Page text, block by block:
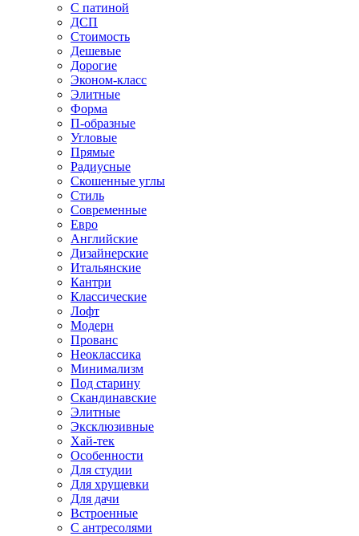
С патиной
ДСП
Стоимость
Дешевые
Дорогие
Эконом-класс
Элитные
Форма
П-образные
Угловые
Прямые
Радиусные
Скошенные углы
Стиль
Современные
Евро
Английские
Дизайнерские
Итальянские
Кантри
Классические
Лофт
Модерн
Прованс
Неоклассика
Минимализм
Под старину
Скандинавские
Элитные
Эксклюзивные
Хай-тек
Особенности
Для студии
Для хрущевки
Для дачи
Встроенные
С антресолями